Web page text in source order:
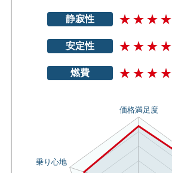
静寂性
安定性
燃費